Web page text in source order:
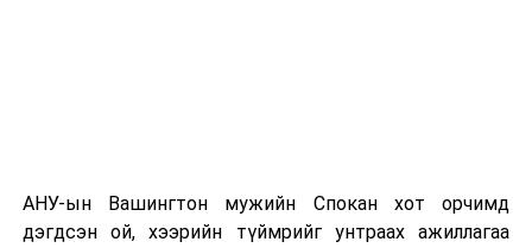
АНУ-ын Вашингтон мужийн Спокан хот орчимд
дэгдсэн ой, хээрийн түймрийг унтраах ажиллагаа